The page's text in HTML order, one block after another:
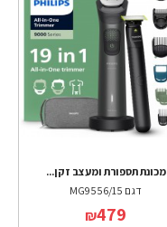
מכונת תספורת ומעצב זקן...
דגם MG9556/15
₪479